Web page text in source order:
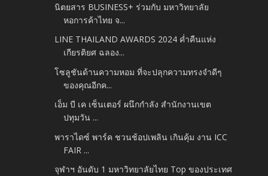
นิตยสาร BUSINESS+ ร่วมกับ มหาวิทยาลัย
หอการค้าไทย จ...
LINE THAILAND AWARDS 2024 ค่ำคืนแห่ง
เกียรติยศ ฉลอง...
โซลูชันด้านความหอม ที่จะปลุกความทรงจำดีๆ
ของคุณอีกค...
เอ็ม บี เค เซ็นเตอร์ ผนึกกำลัง สำนักงานเขต
ปทุมวัน ...
พาราไดซ์ พาร์ค ชวนช้อปเพลิน เกินคุ้ม งาน ICC
FAIR ...
จุฬาฯ อันดับ 1 มหาวิทยาลัยไทย Top ของประเทศ